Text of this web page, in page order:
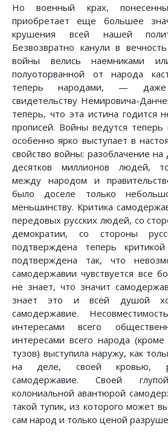
Но военный крах,
приобретает еще большее
крушения всей нашей
Безвозвратно канули в
войны велись наемниками
полуоторванной от народа
теперь народами, — даже
свидетельству Немировича-
теперь, что эта истина годится
прописей. Войны ведутся
особенно ярко выступает в
свойство войны: разоблачение
десятков миллионов людей,
между народом и
было доселе только
меньшинству. Критика
передовых русских людей, со
демократии, со стороны
подтверждена теперь
подтверждена так, что
самодержавии чувствуется все
не знает, что значит
знает это и всей душой
самодержавие.
интересами всего
интересами всего народа (кроме
тузов) выступила наружу, как
на деле, своей кровью,
самодержавие. Своей
колониальной авантюрой
такой тупик, из которого может
сам народ и только ценой